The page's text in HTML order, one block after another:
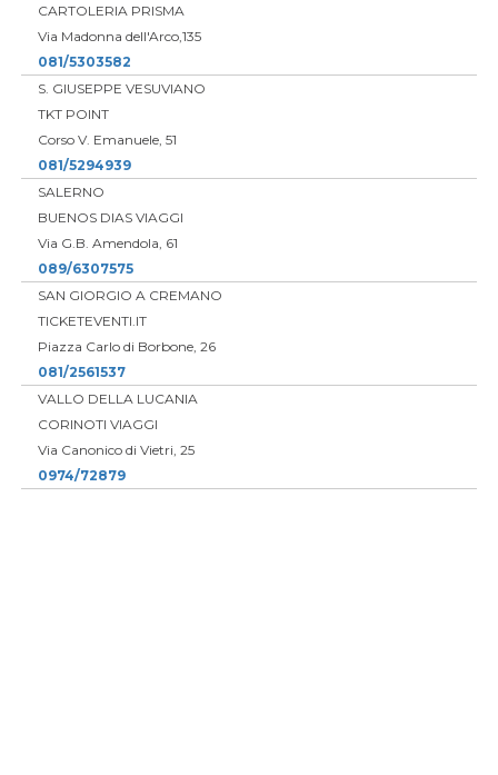
CARTOLERIA PRISMA
Via Madonna dell'Arco,135
081/5303582
S. GIUSEPPE VESUVIANO
TKT POINT
Corso V. Emanuele, 51
081/5294939
SALERNO
BUENOS DIAS VIAGGI
Via G.B. Amendola, 61
089/6307575
SAN GIORGIO A CREMANO
TICKETEVENTI.IT
Piazza Carlo di Borbone, 26
081/2561537
VALLO DELLA LUCANIA
CORINOTI VIAGGI
Via Canonico di Vietri, 25
0974/72879